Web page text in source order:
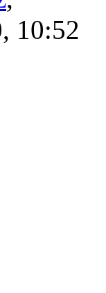
10:52